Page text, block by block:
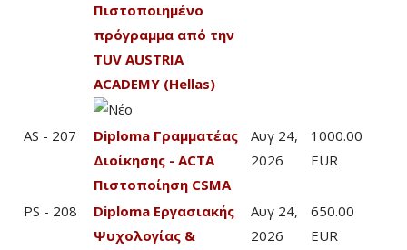
Πιστοποιημένο
πρόγραμμα από την
TUV AUSTRIA
ACADEMY (Hellas)
AS - 207
Diploma Γραμματέας
Διοίκησης - ACTA
Πιστοποίηση CSMA
Αυγ 24,
2026
1000.00
EUR
PS - 208
Diploma Εργασιακής
Ψυχολογίας &
Αυγ 24,
2026
650.00
EUR